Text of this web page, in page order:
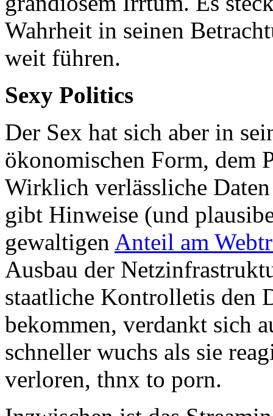
Wahrheit in seinen
weit führen.
Sexy Politics
Der Sex hat sich aber in
ökonomischen Form, dem
Wirklich verlässliche
gibt Hinweise (und
gewaltigen Anteil am
Ausbau der
staatliche Kontrolletis den
bekommen, verdankt sich
schneller wuchs als sie
verloren, thnx to porn.